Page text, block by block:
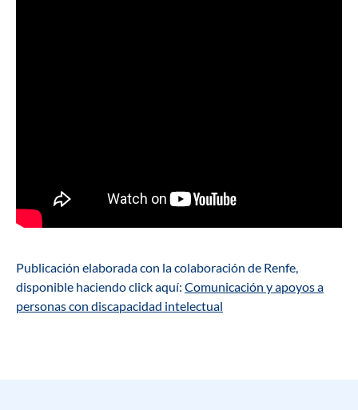
Publicación elaborada con la colaboración de Renfe,
disponible haciendo click aquí: Comunicación y apoyos a
personas con discapacidad intelectual